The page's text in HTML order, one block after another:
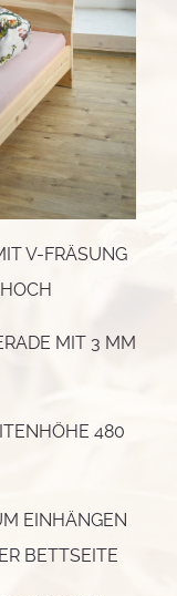
V-FRÄSUNG
MIT 3 MM
480
EINHÄNGEN
BETTSEITE